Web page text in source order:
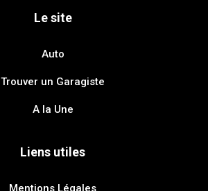
Le site
Auto
Trouver un Garagiste
A la Une
Liens utiles
Mentions Légales